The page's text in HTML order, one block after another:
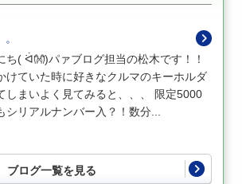
ち( ᐛ👐)パァブログ担当の松木です！！
けていた時に好きなクルマのキーホルダ
しまいよく見てみると、、、 限定5000
シリアルナンバー入？！数分...
ブログ一覧を見る